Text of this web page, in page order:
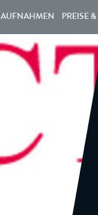
AUFNAHMEN PREISE &